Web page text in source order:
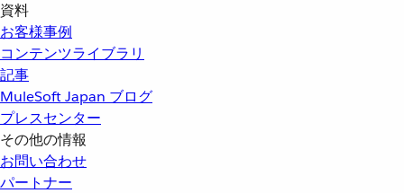
資料
お客様事例
コンテンツライブラリ
記事
MuleSoft Japan ブログ
プレスセンター
その他の情報
お問い合わせ
パートナー